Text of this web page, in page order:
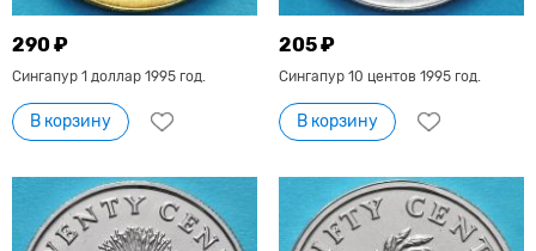
290 ₽
Сингапур 1 доллар 1995 год.
В корзину
205 ₽
Сингапур 10 центов 1995 год.
В корзину